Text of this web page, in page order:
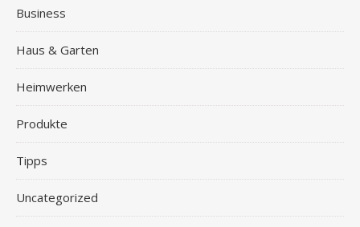
Business
Haus & Garten
Heimwerken
Produkte
Tipps
Uncategorized